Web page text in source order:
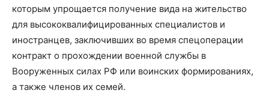
которым упрощается получение вида на жительство
для высококвалифицированных специалистов и
иностранцев, заключивших во время спецоперации
контракт о прохождении военной службы в
Вооруженных силах РФ или воинских формированиях,
а также членов их семей.